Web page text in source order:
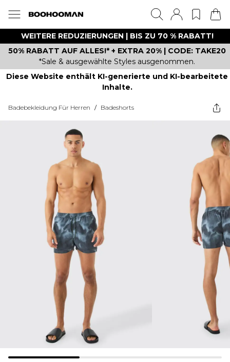
WEITERE REDUZIERUNGEN | BIS ZU 70 % RABATT!
50% RABATT AUF ALLES!* + EXTRA 20% | CODE: TAKE20
*Sale & ausgewählte Styles ausgenommen.
Diese Website enthält KI-generierte und KI-bearbeitete
Inhalte.
Badebekleidung Für Herren / Badeshorts